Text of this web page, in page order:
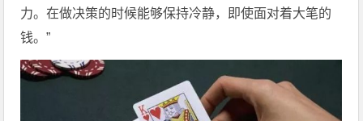
力。在做决策的时候能够保持冷静，即使面对着大笔的
钱。”